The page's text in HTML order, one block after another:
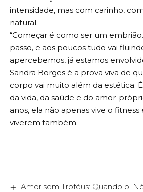
intensidade, mas com carinho,
natural.
“Começar é como ser um
passo, e aos poucos tudo vai
apercebemos, já estamos
Sandra Borges é a prova viva de
corpo vai muito além da estética.
da vida, da saúde e do amor-
anos, ela não apenas vive o fitness
viverem também.
Amor sem Troféus: Quando o